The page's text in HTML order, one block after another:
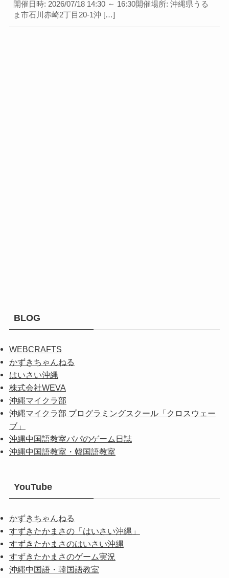
開催日時: 2026/07/18 14:30 ～ 16:30開催場所: 沖縄県うる
ま市石川赤崎2丁目20-1沖 […]
BLOG
WEBCRAFTS
かずきちゃんねる
はいさい沖縄
株式会社WEVA
沖縄マイクラ部
沖縄マイクラ部 プログラミングスクール「クロスウェー
ブ」
沖縄中国語教室パパのゲーム日誌
沖縄中国語教室・韓国語教室
YouTube
かずきちゃんねる
すずきたかまさの「はいさい沖縄」
すずきたかまさのはいさい沖縄
すずきたかまさのゲーム実況
沖縄中国語・韓国語教室